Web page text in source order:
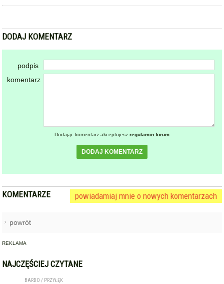
DODAJ KOMENTARZ
podpis
komentarz
Dodając komentarz akceptujesz regulamin forum
DODAJ KOMENTARZ
KOMENTARZE powiadamiaj mnie o nowych komentarzach
powrót
REKLAMA
NAJCZĘŚCIEJ CZYTANE
BARDO / PRZYŁĘK